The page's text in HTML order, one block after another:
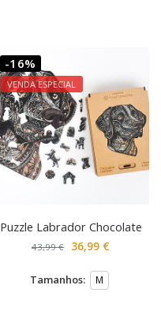
-16%
VENDA ESPECIAL
Puzzle Labrador Chocolate
43,99€ 36,99 €
Tamanhos: M